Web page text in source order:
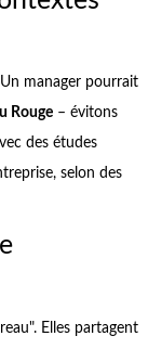
manager pourrait
Rouge– évitons
des études
selon des
Elles partagent